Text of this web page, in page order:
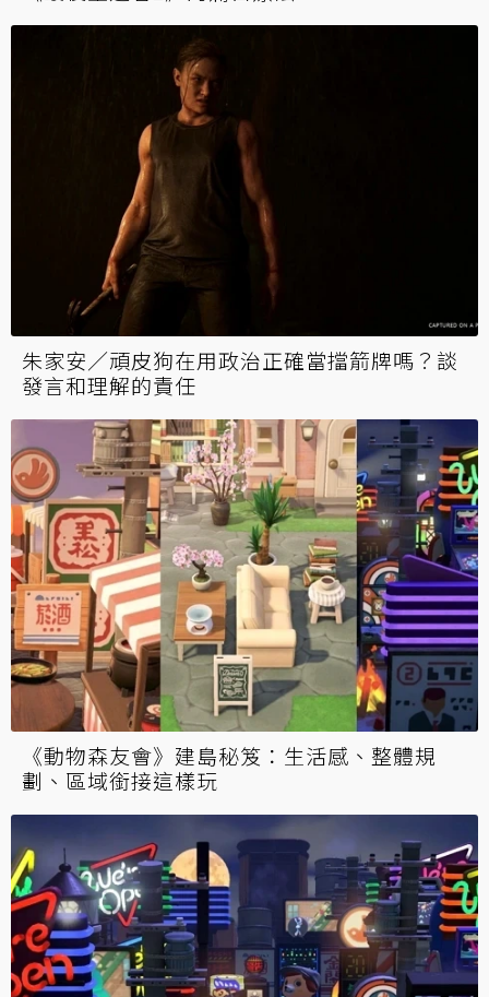
朱家安／頑皮狗在用政治正確當擋箭牌嗎？談
發言和理解的責任
《動物森友會》建島秘笈：生活感、整體規
劃、區域銜接這樣玩